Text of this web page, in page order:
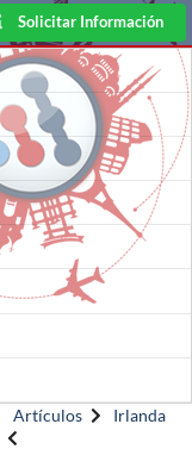
Solicitar Información
Artículos
Irlanda